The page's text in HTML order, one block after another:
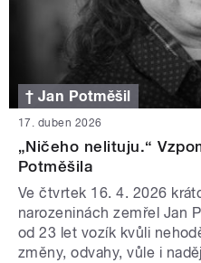
† Jan Potměšil
17. duben 2026
„Ničeho nelituju.“
Potměšila
Ve čtvrtek 16. 4. 2026
narozeninách zemřel Jan
od 23 let vozík kvůli
změny, odvahy, vůle i